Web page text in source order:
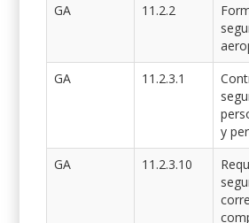
GA
11.2.2
GA
11.2.3.1
y
GA
11.2.3.10